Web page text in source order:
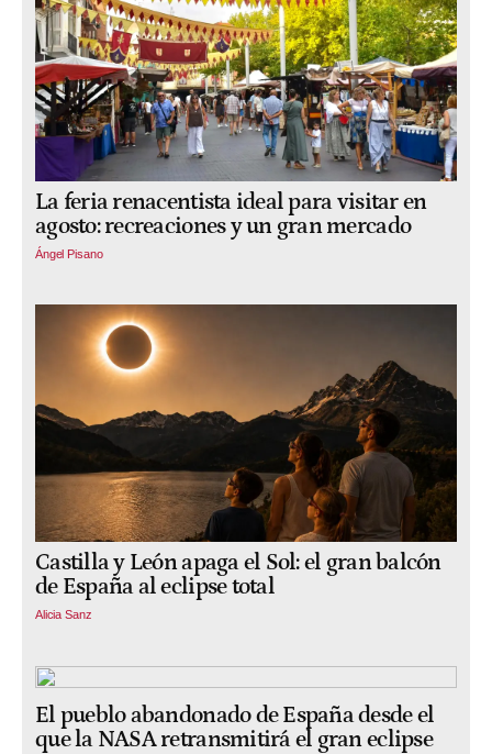
La feria renacentista ideal para visitar en
agosto: recreaciones y un gran mercado
Ángel Pisano
Castilla y León apaga el Sol: el gran balcón
de España al eclipse total
Alicia Sanz
El pueblo abandonado de España desde el
que la NASA retransmitirá el gran eclipse